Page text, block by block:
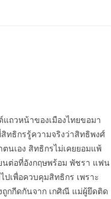
ถวหน้าของเมืองไทยขอมา
ทธิกรรู้ความจริงว่าสิทธิพงศ์
นเอง สิทธิกรไม่เคยยอมแพ้
นต่อที่อังกฤษพร้อม พัชรา แฟน
เพื่อควบคุมสิทธิกร เพราะ
กกีดกันจาก เกศิณี แม่ผู้ยึดติด